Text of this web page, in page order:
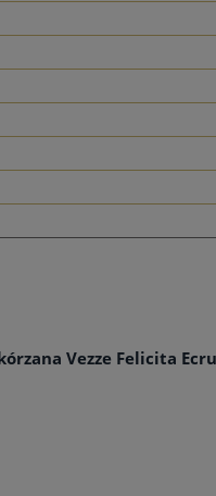
Vezze Felicita Ecru